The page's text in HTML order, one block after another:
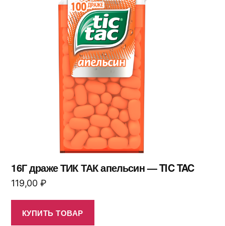
16Г драже ТИК ТАК апельсин — TIC TAC
119,00 ₽
КУПИТЬ ТОВАР